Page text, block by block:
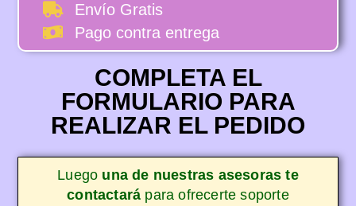
Envío Gratis
Pago contra entrega
COMPLETA EL
FORMULARIO PARA
REALIZAR EL PEDIDO
Luego una de nuestras asesoras te
contactará para ofrecerte soporte